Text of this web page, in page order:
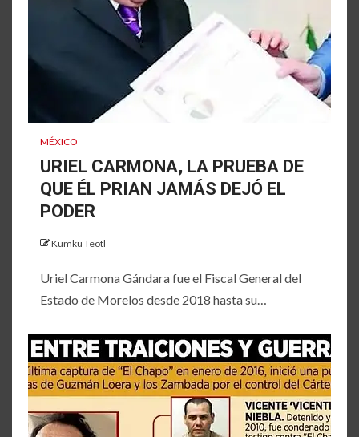
MÉXICO
URIEL CARMONA, LA PRUEBA DE
QUE ÉL PRIAN JAMÁS DEJÓ EL
PODER
Kumkü Teotl
Uriel Carmona Gándara fue el Fiscal General del
Estado de Morelos desde 2018 hasta su…